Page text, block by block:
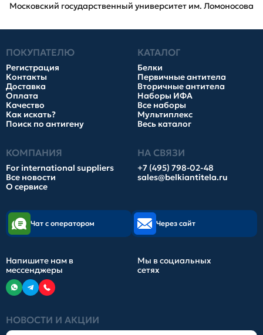
Московский государственный университет им. Ломоносова
ПОКУПАТЕЛЮ
Регистрация
Контакты
Доставка
Оплата
Качество
Как искать?
Поиск по антигену
КАТАЛОГ
Белки
Первичные антитела
Вторичные антитела
Наборы ИФА
Все наборы
Мультиплекс
Весь каталог
КОМПАНИЯ
For international suppliers
Все новости
О сервисе
НА СВЯЗИ
+7 (495) 798-02-48
sales@belkiantitela.ru
НОВОСТИ И АКЦИИ
Чат с оператором Через сайт
Напишите нам в
мессенджеры
Мы в социальных
сетях